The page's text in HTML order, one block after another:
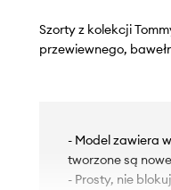
Szorty z kolekcji
przewiewnego,
- Model zawiera
tworzone są
- Prosty, nie